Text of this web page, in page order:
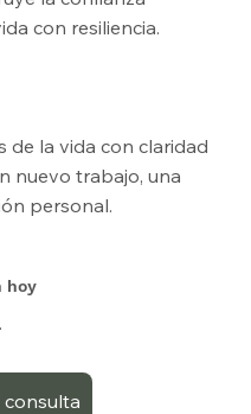
con resiliencia.
de la vida con claridad
nuevo trabajo, una
personal.
hoy
consulta